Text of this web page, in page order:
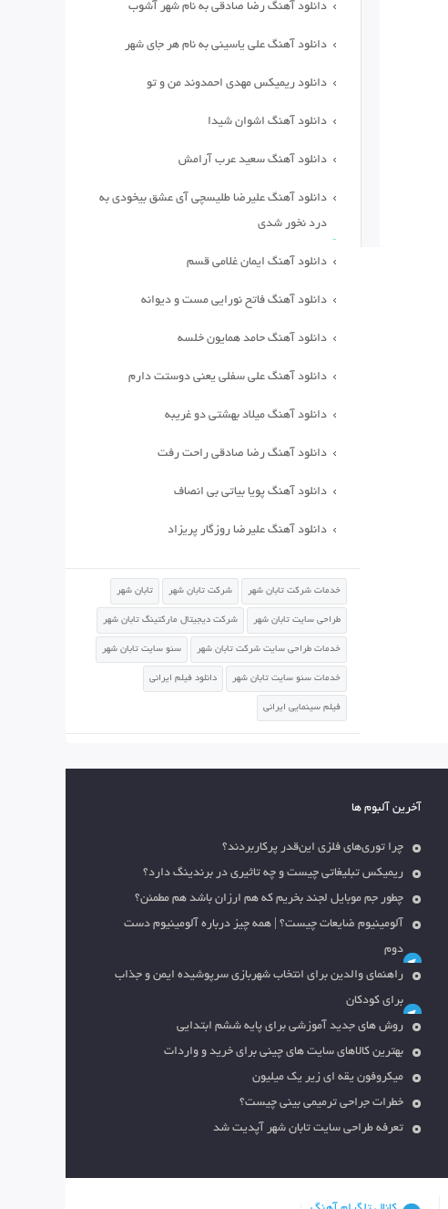
دانلود آهنگ رضا صادقی به نام شهر آشوب
دانلود آهنگ علی یاسینی به نام هر جای شهر
دانلود ریمیکس مهدی احمدوند من و تو
دانلود آهنگ اشوان شیدا
دانلود آهنگ سعید عرب آرامش
دانلود آهنگ علیرضا طلیسچی آی عشق بیخودی به
درد نخور شدی
دانلود آهنگ ایمان غلامی قسم
دانلود آهنگ فاتح نورایی مست و دیوانه
دانلود آهنگ حامد همایون خلسه
دانلود آهنگ علی سفلی یعنی دوستت دارم
دانلود آهنگ میلاد بهشتی دو غریبه
دانلود آهنگ رضا صادقی راحت رفت
دانلود آهنگ پویا بیاتی بی انصاف
دانلود آهنگ علیرضا روزگار پریزاد
خدمات شرکت تابان شهر شرکت تابان شهر تابان شهر
طراحی سایت تابان شهر شرکت دیجیتال مارکتینگ تابان شهر
خدمات طراحی سایت شرکت تابان شهر سئو سایت تابان شهر
خدمات سئو سایت تابان شهر دانلود فیلم ایرانی
فیلم سینمایی ایرانی
آخرین آلبوم ها
چرا توری‌های فلزی این‌قدر پرکاربردند؟
ریمیکس تبلیغاتی چیست و چه تاثیری در برندینگ دارد؟
چطور جم موبایل لجند بخریم که هم ارزان باشد هم مطمئن؟
آلومینیوم ضایعات چیست؟ | همه چیز درباره آلومینیوم دست
دوم
راهنمای والدین برای انتخاب شهربازی سرپوشیده ایمن و جذاب
برای کودکان
روش های جدید آموزشی برای پایه ششم ابتدایی
بهترین کالاهای سایت های چینی برای خرید و واردات
میکروفون یقه ای زیر یک میلیون
خطرات جراحی ترمیمی بینی چیست؟
تعرفه طراحی سایت تابان شهر آپدیت شد